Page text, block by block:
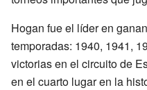
Hogan fue el líder en
temporadas: 1940, 1941,
victorias en el circuito de
en el cuarto lugar en la